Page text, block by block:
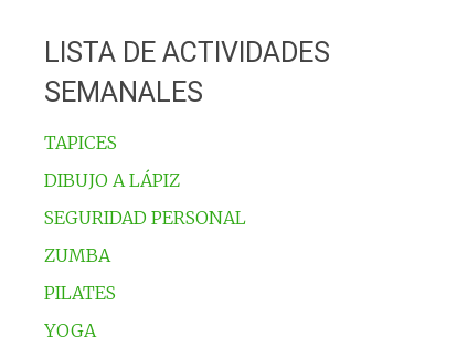
LISTA DE ACTIVIDADES
SEMANALES
TAPICES
DIBUJO A LÁPIZ
SEGURIDAD PERSONAL
ZUMBA
PILATES
YOGA